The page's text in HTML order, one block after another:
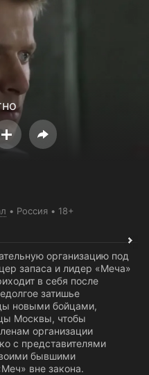
Россия 18+
организацию под
запаса и лидер «Меча»
в себя после
затишье
новыми бойцами,
Москвы, чтобы
организации
с представителями
бывшими
вне закона.
Открыть приложение